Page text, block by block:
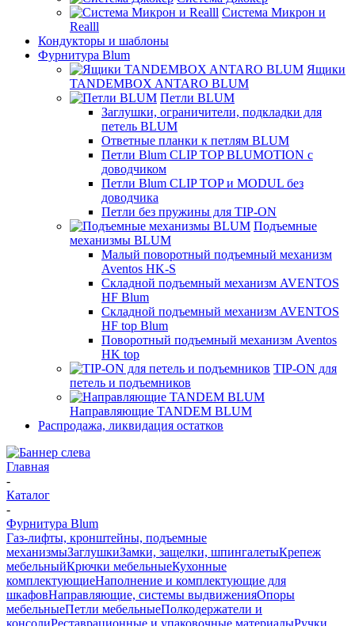
Система Микрон и
Realll
Кондукторы и шаблоны
Фурнитура Blum
Ящики
TANDEMBOX ANTARO BLUM
Петли BLUM
Заглушки, ограничители, подкладки для
петель BLUM
Ответные планки к петлям BLUM
Петли Blum CLIP TOP BLUMOTION с
доводчиком
Петли Blum CLIP TOP и MODUL без
доводчика
Петли без пружины для TIP-ON
Подъемные
механизмы BLUM
Малый поворотный подъемный механизм
Aventos HK-S
Складной подъемный механизм AVENTOS
HF Blum
Складной подъемный механизм AVENTOS
HF top Blum
Поворотный подъемный механизм Aventos
HK top
TIP-ON для
петель и подъемников
Направляющие TANDEM BLUM
Распродажа, ликвидация остатков
Главная
-
Каталог
-
Фурнитура Blum
Газ-лифты, кронштейны, подъемные
механизмыЗаглушкиЗамки, защелки, шпингалетыКрепеж
мебельныйКрючки мебельныеКухонные
комплектующиеНаполнение и комплектующие для
шкафовНаправляющие, системы выдвиженияОпоры
мебельныеПетли мебельныеПолкодержатели и
консолиРеставрационные и упаковочные материалыРучки